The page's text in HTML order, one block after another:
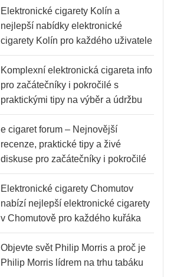
Elektronické cigarety Kolín a
nejlepší nabídky elektronické
cigarety Kolín pro každého uživatele
Komplexní elektronická cigareta info
pro začátečníky i pokročilé s
praktickými tipy na výběr a údržbu
e cigaret forum – Nejnovější
recenze, praktické tipy a živé
diskuse pro začátečníky i pokročilé
Elektronické cigarety Chomutov
nabízí nejlepší elektronické cigarety
v Chomutově pro každého kuřáka
Objevte svět Philip Morris a proč je
Philip Morris lídrem na trhu tabáku